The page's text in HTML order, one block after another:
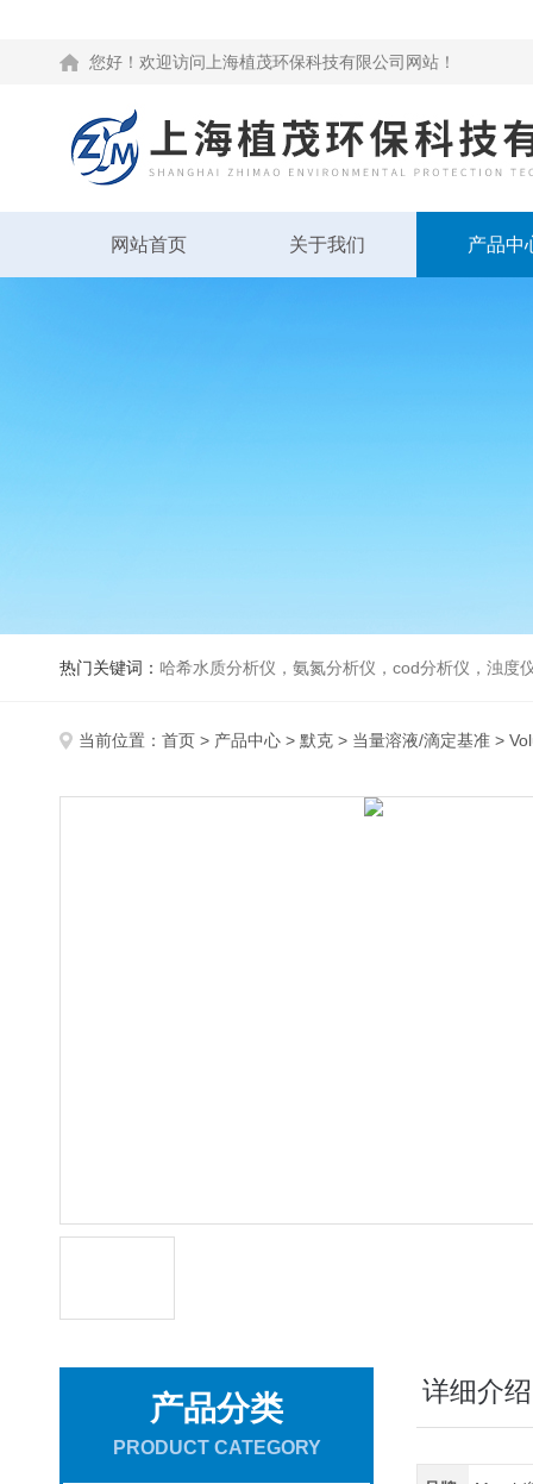
您好！欢迎访问上海植茂环保科技有限公司网站！
网站首页 关于我们 产品中
热门关键词： 哈希水质分析仪，氨氮分析仪，cod分析仪，浊度
当前位置： 首页 > 产品中心 > 默克 > 当量溶液/滴定基准 >
产品分类
PRODUCT CATEGORY
详细介绍